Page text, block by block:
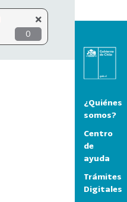
0
¿Quiénes
somos?
Centro
de
ayuda
Trámites
Digitales